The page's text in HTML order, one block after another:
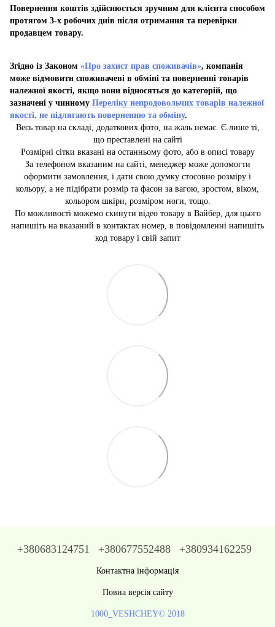
Повернення коштів здійснюється зручним для клієнта способом
протягом 3-х робочих днів після отримання та перевірки
продавцем товару.
Згідно із Законом «Про захист прав споживачів», компанія
може відмовити споживачеві в обміні та поверненні товарів
належної якості, якщо вони відносяться до категорій, що
зазначені у чинному Переліку непродовольчих товарів належної
якості, не підлягають поверненню та обміну.
Весь товар на складі, додаткових фото, на жаль немає. Є лише ті,
що преставлені на сайті
Розмірні сітки вказані на останньому фото, або в описі товару
За телефоном вказаним на сайті, менеджер може допомогти
оформити замовлення, і дати свою думку стосовно розміру і
кольору, а не підібрати розмір та фасон за вагою, зростом, віком,
кольором шкіри, розміром ноги, тощо.
По можливості можемо скинути відео товару в Вайбер, для цього
напишіть на вказаний в контактах номер, в повідомленні напишіть
код товару і свій запит
+380683124751 +380677552488 +380934162259
Контактна інформація
Повна версія сайту
1000_VESHCHEY© 2018